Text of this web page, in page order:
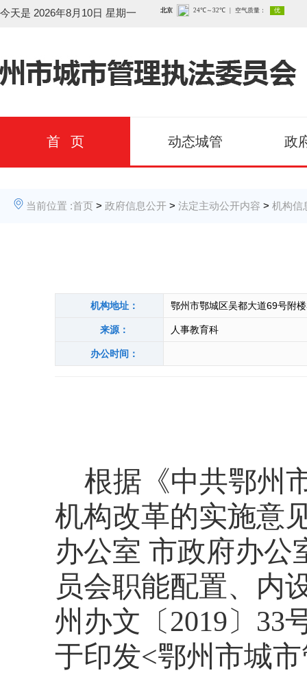
今天是 2026年8月10日 星期一
首 页 动态城管 政
当前位置 :首页 > 政府信息公开 > 法定主动公开内容 > 机构信
机构地址： 鄂州市鄂城区吴都大道69号附
来源： 人事教育科
办公时间：
根据《中共鄂州
机构改革的实施意
办公室 市政府办公
员会职能配置、内
州办文〔2019〕 33
于印发<鄂州市城